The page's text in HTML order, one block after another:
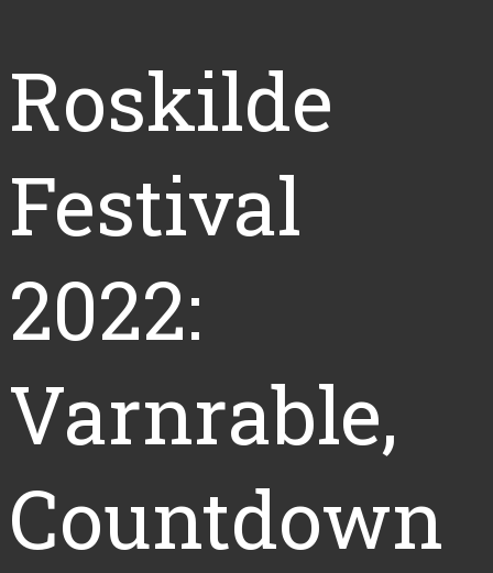
Roskilde
Festival
2022:
Varnrable,
Countdown